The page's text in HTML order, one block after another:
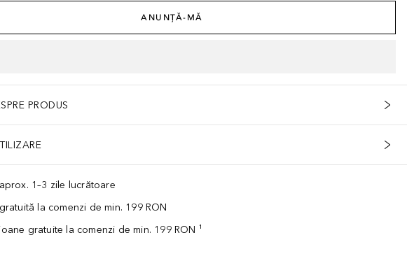
ANUNȚĂ-MĂ
PRODUS
1–3 zile lucrătoare
la comenzi de min. 199 RON
gratuite la comenzi de min. 199 RON ¹